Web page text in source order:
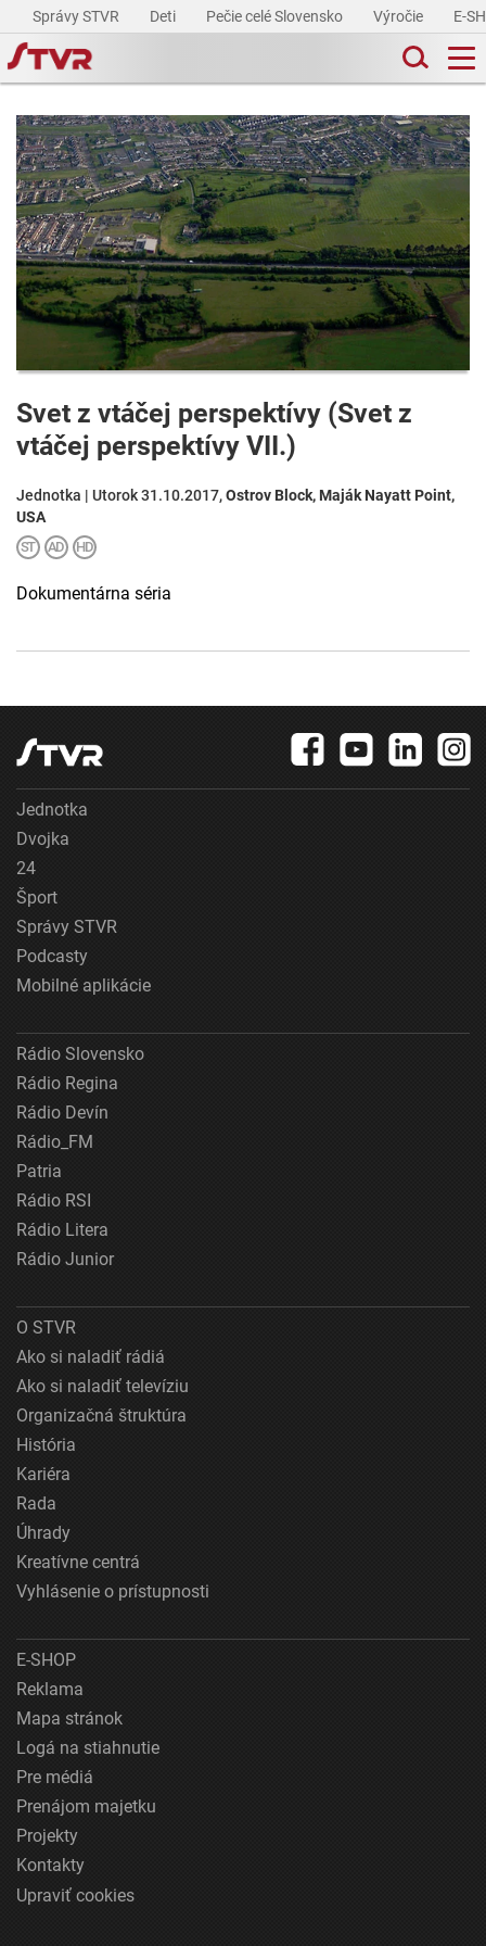
Správy STVR Deti Pečie celé Slovensko Výročie E-
Svet z vtáčej perspektívy (Svet z
vtáčej perspektívy VII.)
Jednotka | Utorok 31.10.2017,Ostrov Block, Maják Nayatt Point,
USA
Dokumentárna séria
Jednotka
Dvojka
24
Šport
Správy STVR
Podcasty
Mobilné aplikácie
Rádio Slovensko
Rádio Regina
Rádio Devín
Rádio_FM
Patria
Rádio RSI
Rádio Litera
Rádio Junior
O STVR
Ako si naladiť rádiá
Ako si naladiť televíziu
Organizačná štruktúra
História
Kariéra
Rada
Úhrady
Kreatívne centrá
Vyhlásenie o prístupnosti
E-SHOP
Reklama
Mapa stránok
Logá na stiahnutie
Pre médiá
Prenájom majetku
Projekty
Kontakty
Upraviť cookies